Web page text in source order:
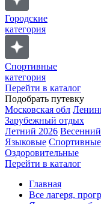
Городские
категория
Спортивные
категория
Перейти в каталог
Подобрать путевку
Московская обл
Зарубежный отдых
Летний 2026
Языковые Спортивные
Оздоровительные
Перейти в каталог
Главная
Все лагеря,